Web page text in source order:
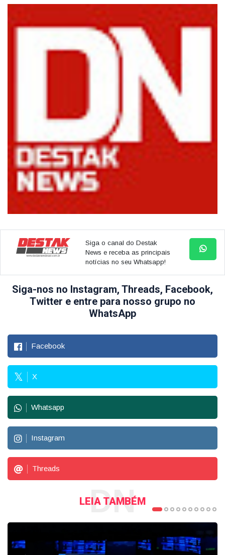
Siga o canal do Destak
News e receba as principais
notícias no seu Whatsapp!
Siga-nos no Instagram, Threads, Facebook,
Twitter e entre para nosso grupo no
WhatsApp
Facebook
X
Whatsapp
Instagram
Threads
LEIA TAMBÉM
DN